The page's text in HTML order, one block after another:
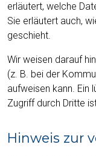
erläutert, welche
Sie erläutert auch,
geschieht.
Wir weisen darauf
(z. B. bei der
aufweisen kann. Ein
Zugriff durch Dritte
Hinweis zur